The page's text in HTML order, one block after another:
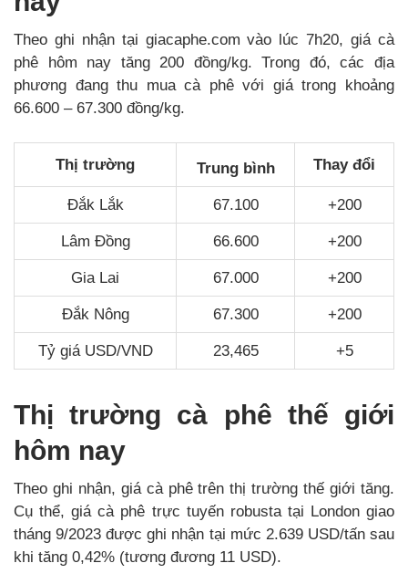
Theo ghi nhận tại giacaphe.com vào lúc 7h20, giá cà
phê hôm nay tăng 200 đồng/kg. Trong đó, các địa
phương đang thu mua cà phê với giá trong khoảng
66.600 – 67.300 đồng/kg.
Thị trường Trung bình Thay đổi
Đắk Lắk 67.100 +200
Lâm Đồng 66.600 +200
Gia Lai 67.000 +200
Đắk Nông 67.300 +200
Tỷ giá USD/VND 23,465 +5
Thị trường cà phê thế giới
hôm nay
Theo ghi nhận, giá cà phê trên thị trường thế giới tăng.
Cụ thể, giá cà phê trực tuyến robusta tại London giao
tháng 9/2023 được ghi nhận tại mức 2.639 USD/tấn sau
khi tăng 0,42% (tương đương 11 USD).